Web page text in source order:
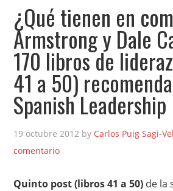
¿Qué tienen en
Armstrong y Dale
170 libros de
41 a 50)
Spanish Leadership
19 octubre 2012 by Carlos Puig Sagi-
comentario
Quinto post (libros 41 a 50) de la